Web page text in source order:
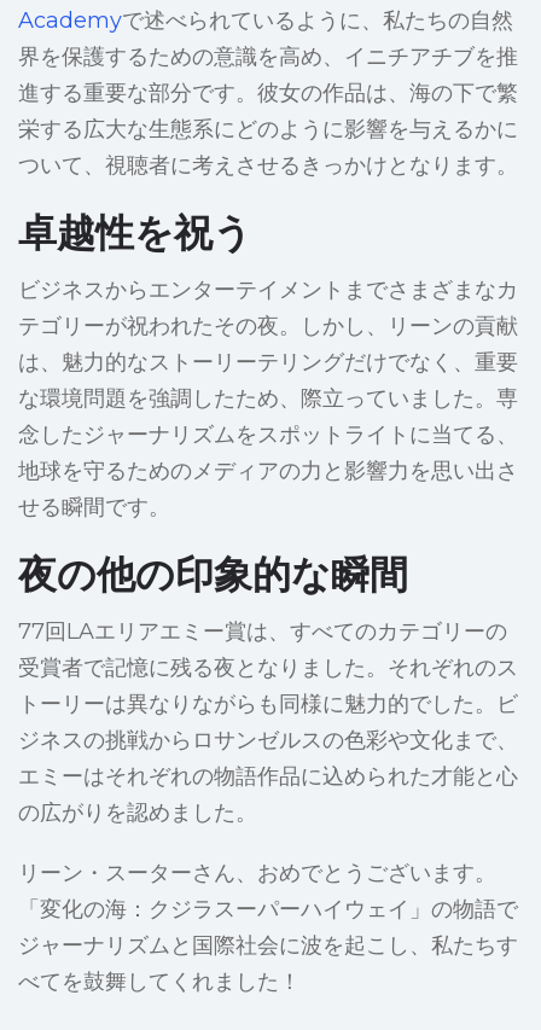
Academyで述べられているように、私たちの自然
界を保護するための意識を高め、イニチアチブを推
進する重要な部分です。彼女の作品は、海の下で繁
栄する広大な生態系にどのように影響を与えるかに
ついて、視聴者に考えさせるきっかけとなります。
卓越性を祝う
ビジネスからエンターテイメントまでさまざまなカ
テゴリーが祝われたその夜。しかし、リーンの貢献
は、魅力的なストーリーテリングだけでなく、重要
な環境問題を強調したため、際立っていました。専
念したジャーナリズムをスポットライトに当てる、
地球を守るためのメディアの力と影響力を思い出さ
せる瞬間です。
夜の他の印象的な瞬間
77回LAエリアエミー賞は、すべてのカテゴリーの
受賞者で記憶に残る夜となりました。それぞれのス
トーリーは異なりながらも同様に魅力的でした。ビ
ジネスの挑戦からロサンゼルスの色彩や文化まで、
エミーはそれぞれの物語作品に込められた才能と心
の広がりを認めました。
リーン・スーターさん、おめでとうございます。
「変化の海：クジラスーパーハイウェイ」の物語で
ジャーナリズムと国際社会に波を起こし、私たちす
べてを鼓舞してくれました！